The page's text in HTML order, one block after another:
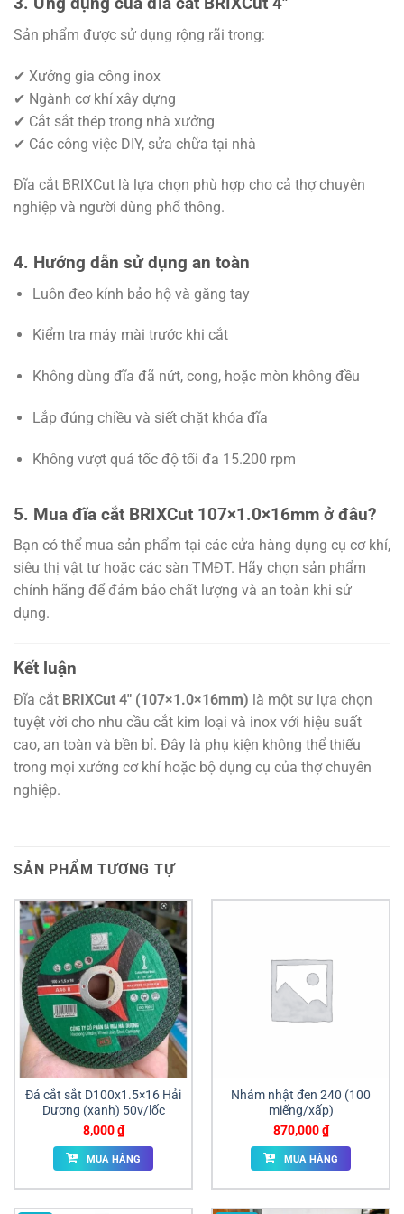
Sản phẩm được sử dụng rộng rãi trong:
✔ Xưởng gia công inox
✔ Ngành cơ khí xây dựng
✔ Cắt sắt thép trong nhà xưởng
✔ Các công việc DIY, sửa chữa tại nhà
Đĩa cắt BRIXCut là lựa chọn phù hợp cho cả thợ chuyên
nghiệp và người dùng phổ thông.
4. Hướng dẫn sử dụng an toàn
Luôn đeo kính bảo hộ và găng tay
Kiểm tra máy mài trước khi cắt
Không dùng đĩa đã nứt, cong, hoặc mòn không đều
Lắp đúng chiều và siết chặt khóa đĩa
Không vượt quá tốc độ tối đa 15.200 rpm
5. Mua đĩa cắt BRIXCut 107×1.0×16mm ở đâu?
Bạn có thể mua sản phẩm tại các cửa hàng dụng cụ cơ khí,
siêu thị vật tư hoặc các sàn TMĐT. Hãy chọn sản phẩm
chính hãng để đảm bảo chất lượng và an toàn khi sử
dụng.
Kết luận
Đĩa cắt BRIXCut 4″ (107×1.0×16mm) là một sự lựa chọn
tuyệt vời cho nhu cầu cắt kim loại và inox với hiệu suất
cao, an toàn và bền bỉ. Đây là phụ kiện không thể thiếu
trong mọi xưởng cơ khí hoặc bộ dụng cụ của thợ chuyên
nghiệp.
SẢN PHẨM TƯƠNG TỰ
Đá cắt sắt D100x1.5×16 Hải
Dương (xanh) 50v/lốc
8,000₫
MUA HÀNG
Nhám nhật đen 240 (100
miếng/xấp)
870,000₫
MUA HÀNG